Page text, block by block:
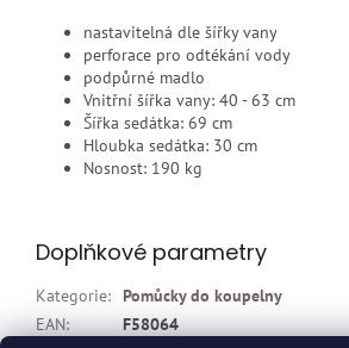
nastavitelná dle šířky vany
perforace pro odtékání vody
podpůrné madlo
Vnitřní šířka vany: 40 - 63 cm
Šířka sedátka: 69 cm
Hloubka sedátka: 30 cm
Nosnost: 190 kg
Doplňkové parametry
Kategorie: Pomůcky do koupelny
EAN:
F58064